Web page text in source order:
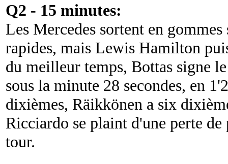
Q2 - 15 minutes:
Les Mercedes sortent en
rapides, mais Lewis Hamilton
du meilleur temps, Bottas signe
sous la minute 28 secondes, en
dixièmes, Räikkönen a six
Ricciardo se plaint d'une perte de
tour.